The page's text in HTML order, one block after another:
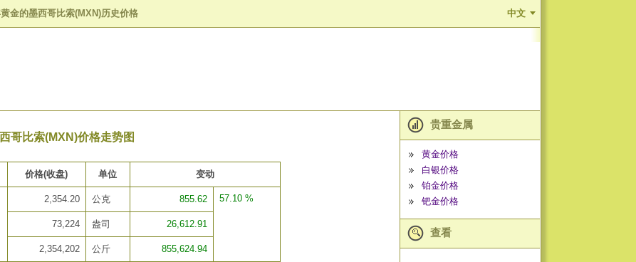
金的墨西哥比索(MXN)历史价格 中文
哥比索(MXN)价格走势图
价格(收盘) 单位 变动
2,354.20 公克 855.62 57.10 %
73,224 盎司 26,612.91
2,354,202 公斤 855,624.94
贵重金属
黄金价格
白银价格
铂金价格
钯金价格
查看